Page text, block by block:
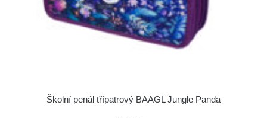
Školní penál třípatrový BAAGL Jungle Panda